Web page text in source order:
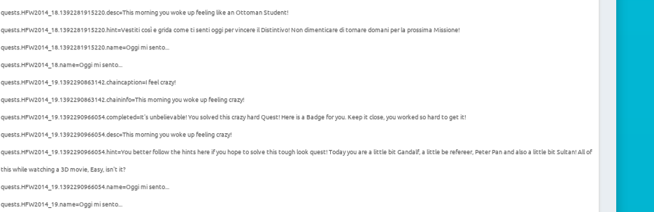
quests.HFW2014_18.1392281915220.desc=This morning you woke up feeling like an Ottoman Student!
quests.HFW2014_18.1392281915220.hint=Vestiti così e grida come ti senti oggi per vincere il Distintivo! Non dimenticare di tornare domani per la prossima Missione!
quests.HFW2014_18.1392281915220.name=Oggi mi sento...
quests.HFW2014_18.name=Oggi mi sento...
quests.HFW2014_19.1392290863142.chaincaption=I feel crazy!
quests.HFW2014_19.1392290863142.chaininfo=This morning you woke up feeling crazy!
quests.HFW2014_19.1392290966054.completed=It's unbelievable! You solved this crazy hard Quest! Here is a Badge for you. Keep it close, you worked so hard to get it!
quests.HFW2014_19.1392290966054.desc=This morning you woke up feeling crazy!
quests.HFW2014_19.1392290966054.hint=You better follow the hints here if you hope to solve this tough look quest! Today you are a little bit Gandalf, a little be refereer, Peter Pan and also a little bit Sultan! All of
this while watching a 3D movie, Easy, isn't it?
quests.HFW2014_19.1392290966054.name=Oggi mi sento...
quests.HFW2014_19.name=Oggi mi sento...